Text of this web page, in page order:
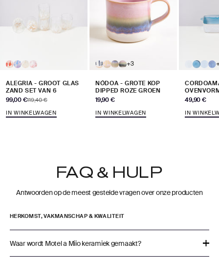
ALEGRIA - GROOT GLAS
ZAND SET VAN 6
Aanbiedingsprijs
99,00 €Normale prijs
119,40 €
IN WINKELWAGEN
+3
NÓDOA - GROTE KOP
DIPPED ROZE GROEN
Aanbiedingsprijs
19,90 €
IN WINKELWAGEN
49,90 €
IN
FAQ & HULP
Antwoorden op de meest gestelde vragen over onze producten
HERKOMST, VAKMANSCHAP & KWALITEIT
Waar wordt Motel a Miio keramiek gemaakt?